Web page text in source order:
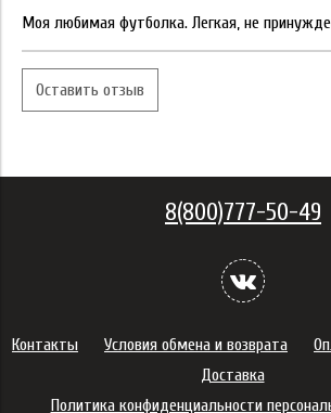
Моя любимая футболка. Легкая, не
Оставить отзыв
8(800)777-50-49
Контакты Условия обмена и возврата
Доставка
Политика конфиденциальности